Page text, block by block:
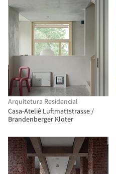
Arquitetura Residencial
Casa-Ateliê Luftmattstrasse /
Brandenberger Kloter